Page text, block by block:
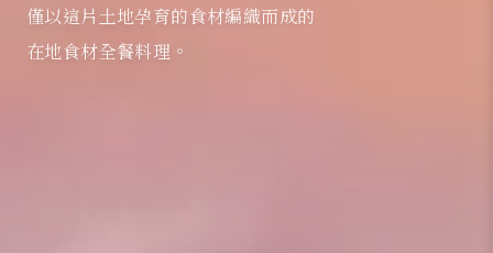
僅以這片土地孕育的食材編織而成的
在地食材全餐料理。